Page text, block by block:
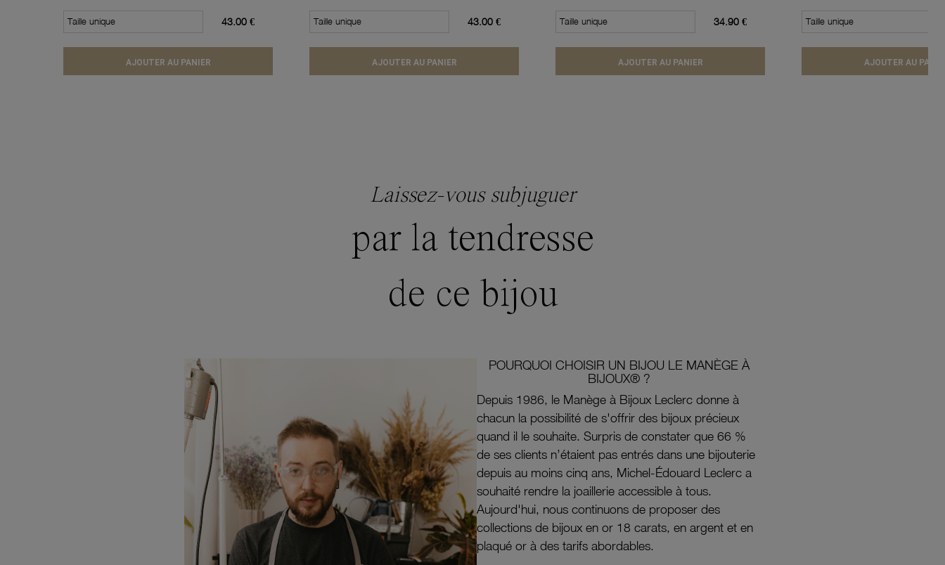
Taille unique 43.00 €
AJOUTER AU PANIER
Taille unique 43.00 €
AJOUTER AU PANIER
Taille unique 34.90 €
AJOUTER AU PANIER
Taille unique
AJOUTER AU
Laissez-vous subjuguer
par la tendresse
de ce bijou
POURQUOI CHOISIR UN BIJOU LE MANÈGE À
BIJOUX® ?
Depuis 1986, le Manège à Bijoux Leclerc donne à
chacun la possibilité de s'offrir des bijoux précieux
quand il le souhaite. Surpris de constater que 66 %
de ses clients n’étaient pas entrés dans une bijouterie
depuis au moins cinq ans, Michel-Édouard Leclerc a
souhaité rendre la joaillerie accessible à tous.
Aujourd'hui, nous continuons de proposer des
collections de bijoux en or 18 carats, en argent et en
plaqué or à des tarifs abordables.